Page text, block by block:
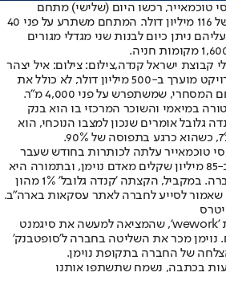
טוכמאייר, רכשו היום (שלישי) מתחם
משמעותי במיאמי בעסקה של 116 מיליון דולר. המתחם משתרע על פני 40
26 אלף מ״ר, עליהם ניתן כיום לבנות שני מגדלי מגורים
קבוצת ישראל קנדה,צילום: צילום: איל יצהר
היקף המכירות הצפוי מהפרויקט מוערך ב-500 מיליון דולר, לא כולל את
התמורה ממכירה של המתחם המסחרי, שמשתפרש על פני 4,000 מ״ר.
במיאמי והשוכר המרכזי בו הוא בנק
גלובל אומרים שנכון למצבו הנוכחי, הוא
טוכמאייר עלתה לכותרות בחודש שעבר
לאחר שקיבלה השקעה של כ-85 מיליון שקלים מאדם נוימן, ובתמורה היא
הקצתה לו 25% ממניות החברה. במקביל, הקצתה 'קנדה גלובל' 1% מהון
לסייע לחברה לאתר עסקאות בארה״ב.
נזכיר כי אדם נוימן הקים את 'wework', שהמציאה למעשה את סיגמנט
מכר את השליטה בחברה ל'סופטבנק'
של החברה בתקופת נוימן.
בכתבה, נשמח שתשתפו אותנו